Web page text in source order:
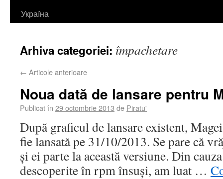
Україна
Arhiva categoriei: împachetare
← Articole anterioare
Noua dată de lansare pentru
Publicat în 29 octombrie 2013 de Piratu'
După graficul de lansare existent,
fie lansată pe 31/10/2013. Se pare că
și ei parte la această versiune. Din
descoperite în rpm însuși, am luat …